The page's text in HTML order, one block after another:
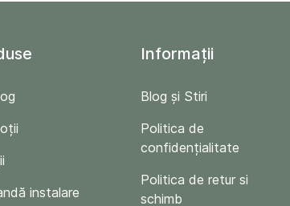
instalare
Informații
Blog și Stiri
Politica de
confidențialitate
Politica de retur si
schimb